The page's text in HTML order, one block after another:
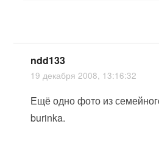
ndd133
19 декабря 2008, 13:16:32
Ещё одно фото из
burinka.